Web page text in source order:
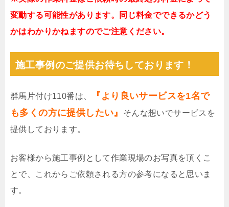
変動する可能性があります。同じ料金でできるかどう
かはわかりかねますのでご注意ください。
施工事例のご提供お待ちしております！
群馬片付け110番は、
『より良いサービスを1名で
も多くの方に提供したい』
そんな想いでサービスを
提供しております。
お客様から施工事例として作業現場のお写真を頂くこ
とで、これからご依頼される方の参考になると思いま
す。